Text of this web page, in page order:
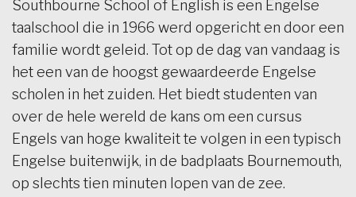
Southbourne School of English is een Engelse
taalschool die in 1966 werd opgericht en door een
familie wordt geleid. Tot op de dag van vandaag is
het een van de hoogst gewaardeerde Engelse
scholen in het zuiden. Het biedt studenten van
over de hele wereld de kans om een cursus
Engels van hoge kwaliteit te volgen in een typisch
Engelse buitenwijk, in de badplaats Bournemouth,
op slechts tien minuten lopen van de zee.